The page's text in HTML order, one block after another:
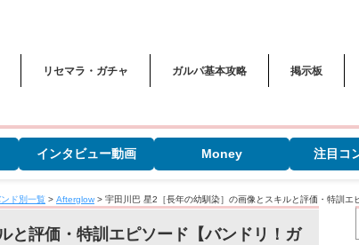
リセマラ・ガチャ ガルパ基本攻略 掲示板
インタビュー動画 Money 注目コ
ンド別一覧 > Afterglow > 宇田川巴 星2［長年の幼馴染］の画像とスキルと評価・特訓エ
と評価・特訓エピソード【バンドリ！ガ